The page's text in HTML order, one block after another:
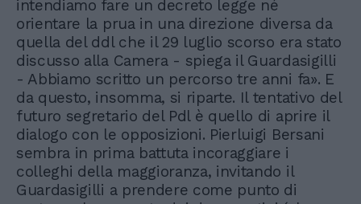
intendiamo fare un decreto legge né
orientare la prua in una direzione diversa da
quella del ddl che il 29 luglio scorso era stato
discusso alla Camera - spiega il Guardasigilli
- Abbiamo scritto un percorso tre anni fa». E
da questo, insomma, si riparte. Il tentativo del
futuro segretario del Pdl è quello di aprire il
dialogo con le opposizioni. Pierluigi Bersani
sembra in prima battuta incoraggiare i
colleghi della maggioranza, invitando il
Guardasigilli a prendere come punto di